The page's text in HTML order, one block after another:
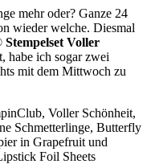
mehr oder? Ganze 24
wieder welche. Diesmal
Stempelset Voller
habe ich sogar zwei
mit dem Mittwoch zu